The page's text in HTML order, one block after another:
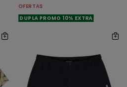
OFERTAS
DUPLA PROMO 10% EXTRA